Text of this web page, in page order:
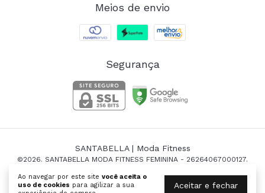
Ao navegar por este site você aceita o
uso de cookies para agilizar a sua
Aceitar e fechar
Meios de envio
Segurança
SANTABELLA | Moda Fitness
©2026. SANTABELLA MODA FITNESS FEMININA - 26264067000127.